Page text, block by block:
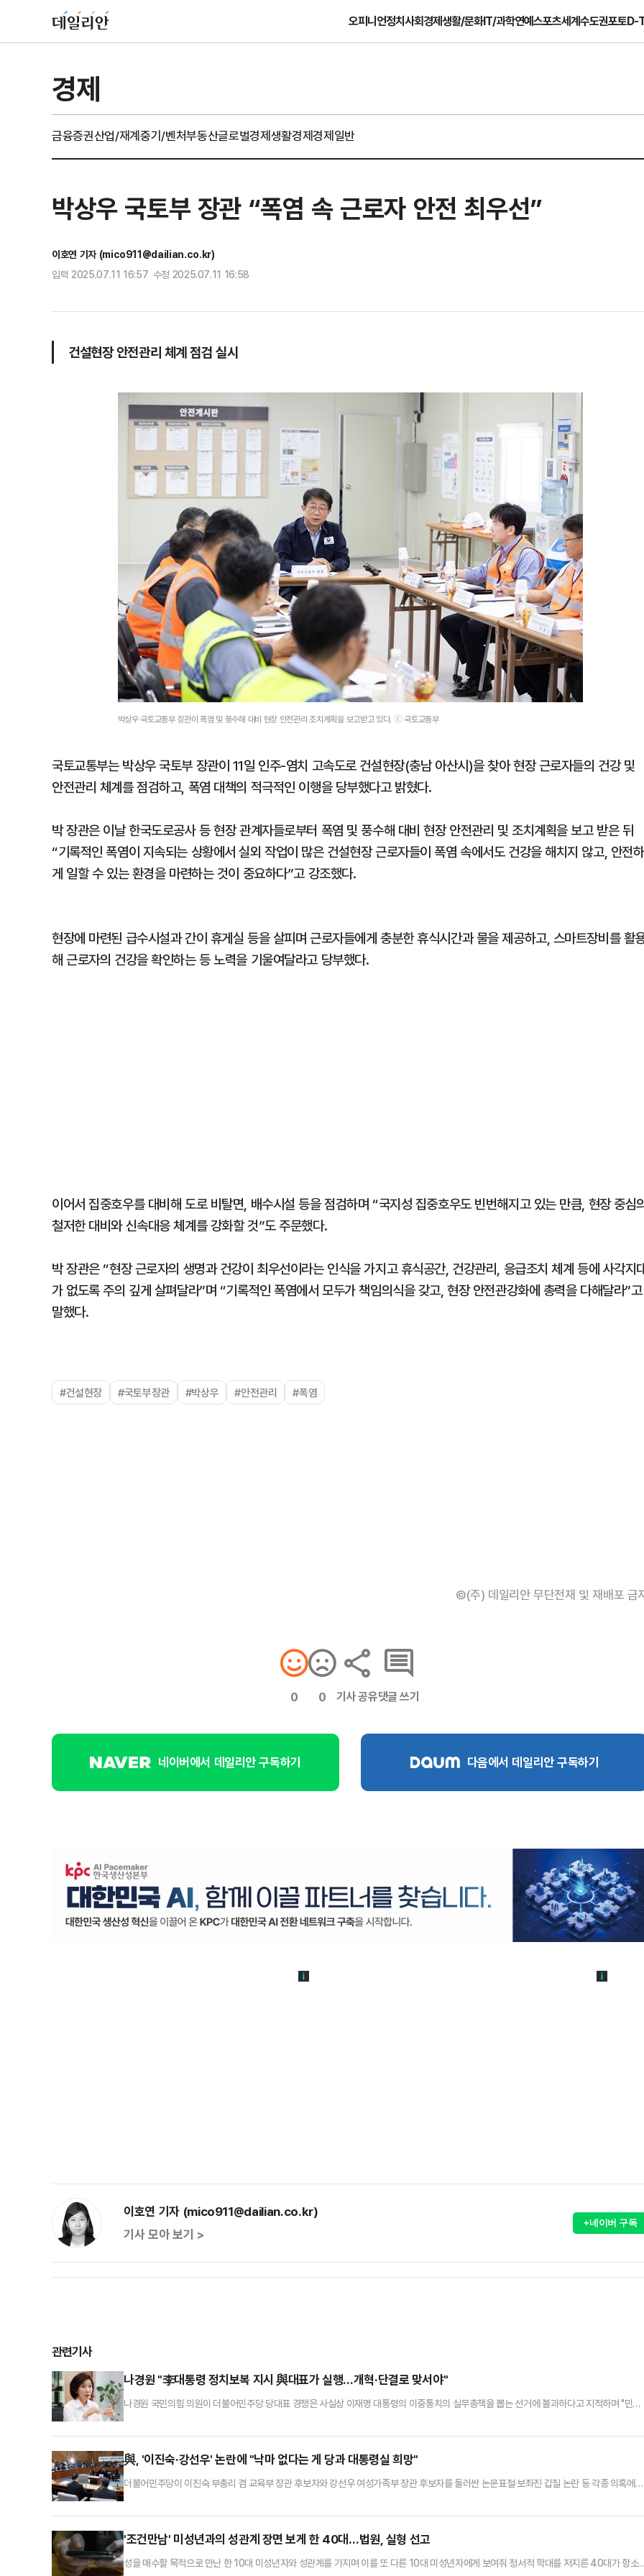
오피니언정치사회경제생활/문화IT/과학연예스포츠세계수도권포토D-
경제
금융증권산업/재계중기/벤처부동산글로벌경제생활경제경제일반
박상우 국토부 장관 “폭염 속 근로자 안전 최우선”
이호연 기자 (mico911@dailian.co.kr)
입력 2025.07.11 16:57 수정 2025.07.11 16:58
건설현장 안전관리 체계 점검 실시
박상우 국토교통부 장관이 폭염 및 풍수해 대비 현장 안전관리 조치계획을 보고받고 있다. ⓒ 국토교통부
국토교통부는 박상우 국토부 장관이 11일 인주-염치 고속도로 건설현장(충남 아산시)을 찾아 현장 근로자들의 건강 및
안전관리 체계를 점검하고, 폭염 대책의 적극적인 이행을 당부했다고 밝혔다.
박 장관은 이날 한국도로공사 등 현장 관계자들로부터 폭염 및 풍수해 대비 현장 안전관리 및 조치계획을 보고 받은 뒤
“기록적인 폭염이 지속되는 상황에서 실외 작업이 많은 건설현장 근로자들이 폭염 속에서도 건강을 해치지 않고, 안전하
게 일할 수 있는 환경을 마련하는 것이 중요하다”고 강조했다.
현장에 마련된 급수시설과 간이 휴게실 등을 살피며 근로자들에게 충분한 휴식시간과 물을 제공하고, 스마트장비를 활
해 근로자의 건강을 확인하는 등 노력을 기울여달라고 당부했다.
이어서 집중호우를 대비해 도로 비탈면, 배수시설 등을 점검하며 “국지성 집중호우도 빈번해지고 있는 만큼, 현장 중심
철저한 대비와 신속대응 체계를 강화할 것”도 주문했다.
박 장관은 “현장 근로자의 생명과 건강이 최우선이라는 인식을 가지고 휴식공간, 건강관리, 응급조치 체계 등에 사각지
가 없도록 주의 깊게 살펴달라”며 “기록적인 폭염에서 모두가 책임의식을 갖고, 현장 안전관강화에 총력을 다해달라”고
말했다.
#건설현장 #국토부장관 #박상우 #안전관리 #폭염
©(주) 데일리안 무단전재 및 재배포 금
0 0 기사 공유댓글 쓰기
네이버에서 데일리안 구독하기 다음에서 데일리안 구독하기
이호연 기자 (mico911@dailian.co.kr)
기사 모아 보기 >
+네이버 구독
관련기사
나경원 "李대통령 정치보복 지시 與대표가 실행…개혁·단결로 맞서야"
나경원 국민의힘 의원이 더불어민주당 당대표 경쟁은 사실상 이재명 대통령의 이중통치의 실무총책을 뽑는 선거에 불과하다고 지적하며 "민주
원은 11일 페이스북에 글을 올려 "민주당 당대표 경선은 이재명 대통령의 표리부동 이중통치의 실무총책을 뽑는 선거"라며 "대통령은 협치를 말
與, '이진숙·강선우' 논란에 "낙마 없다는 게 당과 대통령실 희망"
더불어민주당이 이진숙 부총리 겸 교육부 장관 후보자와 강선우 여성가족부 장관 후보자를 둘러싼 논문표절·보좌진 갑질 논란 등 각종 의혹에도
혹·자녀 불법 조기유학 의혹 등을 받는 이진숙 후보자에 대해 "전혀 문제가 없는 것 같다"고 옹호했다.문진석 원내수석은 "보통 대학원생 논문이
'조건만남' 미성년과의 성관계 장면 보게 한 40대…법원, 실형 선고
성을 매수할 목적으로 만난 한 10대 미성년자와 성관계를 가지며 이를 또 다른 10대 미성년자에게 보여줘 정서적 학대를 저지른 40대가 항소